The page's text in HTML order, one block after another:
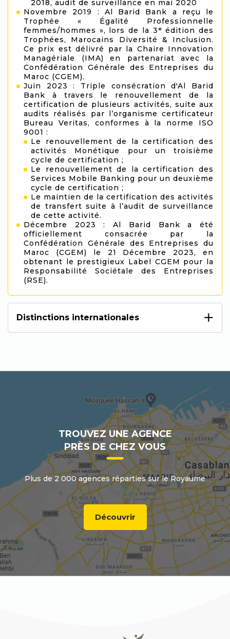
2018, audit de surveillance en mai 2020
Novembre 2019 : Al Barid Bank a reçu le
Trophée « Égalité Professionnelle
femmes/hommes », lors de la 3ᵉ édition des
Trophées, Marocains Diversité & Inclusion.
Ce prix est délivré par la Chaire Innovation
Managériale (IMA) en partenariat avec la
Confédération Générale des Entreprises du
Maroc (CGEM).
Juin 2023 : Triple consécration d'Al Barid
Bank à travers le renouvellement de la
certification de plusieurs activités, suite aux
audits réalisés par l’organisme certificateur
Bureau Veritas, conformes à la norme ISO
9001 :
Le renouvellement de la certification des
activités Monétique pour un troisième
cycle de certification ;
Le renouvellement de la certification des
Services Mobile Banking pour un deuxième
cycle de certification ;
Le maintien de la certification des activités
de transfert suite à l’audit de surveillance
de cette activité.
Décembre 2023 : Al Barid Bank a été
officiellement consacrée par la
Confédération Générale des Entreprises du
Maroc (CGEM) le 21 Décembre 2023, en
obtenant le prestigieux Label CGEM pour la
Responsabilité Sociétale des Entreprises
(RSE).
Distinctions internationales
TROUVEZ UNE AGENCE
PRÈS DE CHEZ VOUS
Plus de 2 000 agences réparties sur le Royaume
Découvrir